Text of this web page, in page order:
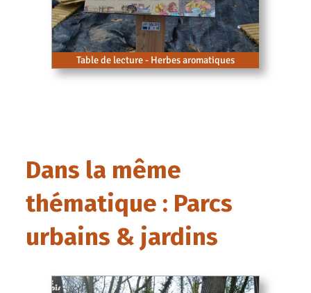
Table de lecture - Herbes aromatiques
Dans la même
thématique : Parcs
urbains & jardins